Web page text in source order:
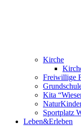
Kirche
Freiwillige
Kita
Sportplatz
Leben&Erleben